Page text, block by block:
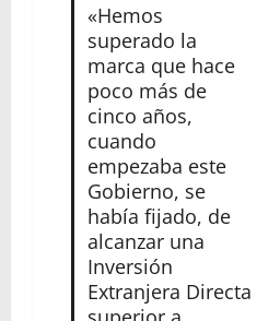
«Hemos
superado la
marca que hace
poco más de
cinco años,
cuando
empezaba este
Gobierno, se
había fijado, de
alcanzar una
Inversión
Extranjera Directa